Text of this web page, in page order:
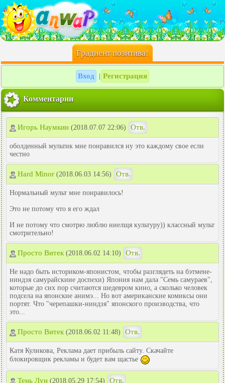
Градиент позитива!
Вход Регистрация
Комментарии
Игорь Наумкин (2018.07.07 22:06) Отв.
оболденный мультик мне понравился ну это каждому свое если
честно
Hard Minor (2018.06.03 14:56) Отв.
Нормальный мульт мне понравилось!
Это не потому что я его ждал
И не потому что смотрю люблю ниелщя культуру)) классный мульт
смотрительно!
Просто Витек (2018.06.02 14:10) Отв.
Не надо быть историком-японистом, чтобы разглядеть на бэтмене-
ниндзя самурайскиие доспехи) Япония нам дала "Семь самураев",
которые до сих пор считаются шедевром кино, а сколько человек
подсела на японские анимэ... Но вот американские комиксы они
портят. Что "черепашки-ниндзя" японского производства, что
это...
Просто Витек (2018.06.02 11:48) Отв.
Катя Куликова, Реклама дает прибыль сайту. Скачайте
блокировщик рекламы и будет вам щастье
Тень Лун (2018.05.29 17:54) Отв.